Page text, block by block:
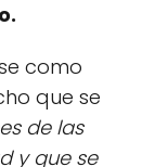
como
que se
de las
y que se